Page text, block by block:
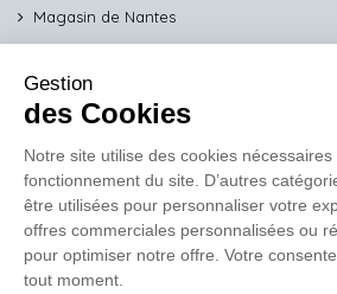
Magasin de Nantes
Magasin de Vannes
Magasin d'Orléans
COMPTOIR PRO
work
Comptoir des Lustres vous propose ses
Gestion
des Cookies
Notre site utilise des cookies nécessaires
fonctionnement du site. D’autres
être utilisées pour personnaliser votre
offres commerciales personnalisées ou
pour optimiser notre offre. Votre
tout moment.